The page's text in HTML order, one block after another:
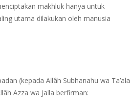
makhluk hanya untuk
utama dilakukan oleh manusia
(kepada Allâh Subhanahu wa Ta’ala
Azza wa Jalla berfirman: